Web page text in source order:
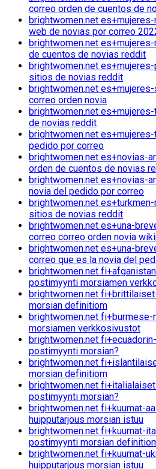
correo orden de cuentos de
brightwomen.net
web de novias por correo
brightwomen.net
de cuentos de novias reddit
brightwomen.net
sitios de novias reddit
brightwomen.net
correo orden novia
brightwomen.net
de novias reddit
brightwomen.net
pedido por correo
brightwomen.net es+novias-
orden de cuentos de novias
brightwomen.net es+novias-
novia del pedido por correo
brightwomen.net
sitios de novias reddit
brightwomen.net es+una-
correo correo orden novia
brightwomen.net es+una-
correo que es la novia del
brightwomen.net
postimyynti morsiamen
brightwomen.net
morsian definitiom
brightwomen.net
morsiamen verkkosivustot
brightwomen.net
postimyynti morsian?
brightwomen.net
morsian definitiom
brightwomen.net
postimyynti morsian?
brightwomen.net fi+kuumat-
huipputarjous morsian istuu
brightwomen.net fi+kuumat-
postimyynti morsian
brightwomen.net fi+kuumat-
huipputarjous morsian istuu